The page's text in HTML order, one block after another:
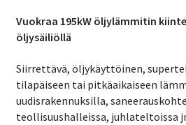
Vuokraa 195kW öljylämmitin
öljysäiliöllä
Siirrettävä, öljykäyttöinen,
tilapäiseen tai pitkäaikaiseen
uudisrakennuksilla,
teollisuushalleissa, juhlateltoissa